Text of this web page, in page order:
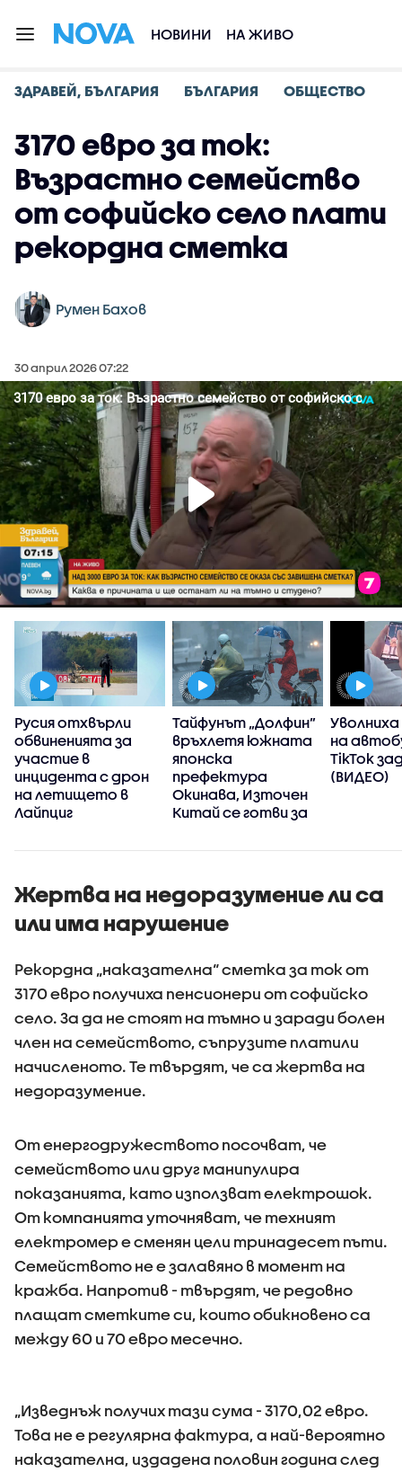
НОВИНИ НА ЖИВО
ЗДРАВЕЙ, БЪЛГАРИЯ БЪЛГАРИЯ ОБЩЕСТВО
3170 евро за ток:
Възрастно семейство
от софийско село плати
рекордна сметка
Румен Бахов
30 април 2026 07:22
Русия отхвърли
обвиненията за
участие в
инцидента с дрон
на летището в
Лайпциг
Тайфунът „Долфин”
връхлетя южната
японска
префектура
Окинава, Източен
Китай се готви за
на
TikTok
(ВИДЕО)
Жертва на недоразумение ли са
или има нарушение
Рекордна „наказателна“ сметка за ток от
3170 евро получиха пенсионери от софийско
село. За да не стоят на тъмно и заради болен
член на семейството, съпрузите платили
начисленото. Те твърдят, че са жертва на
недоразумение.
От енергодружеството посочват, че
семейството или друг манипулира
показанията, като използват електрошок.
От компанията уточняват, че техният
електромер е сменян цели тринадесет пъти.
Семейството не е залавяно в момент на
кражба. Напротив - твърдят, че редовно
плащат сметките си, които обикновено са
между 60 и 70 евро месечно.
„Изведнъж получих тази сума - 3170,02 евро.
Това не е регулярна фактура, а най-вероятно
наказателна, издадена половин година след